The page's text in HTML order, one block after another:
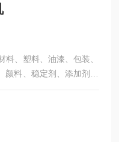
、塑料、油漆、包装、
料、稳定剂、添加剂等